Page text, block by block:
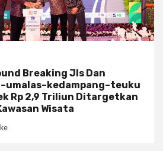
Breaking Jls Dan
Rp 2,9 Triliun Ditargetkan
Wisata